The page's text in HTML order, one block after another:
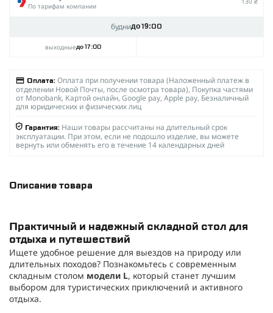
По тарифам компании
буднидо 19:00
выходныедо 17:00
Оплата: Оплата при получении товара (Наложенный платеж в
отделении Новой Почты, после осмотра товара), Покупка частями
от Monobank, Картой онлайн, Google pay, Apple pay, Безналичный
для юридических и физических лиц
Гарантия: Наши товары рассчитаны на длительный срок
эксплуатации. При этом, если не подошло изделие, вы можете
вернуть или обменять его в течение 14 календарных дней
Описание товара
Практичный и надежный складной стол для
отдыха и путешествий
Ищете удобное решение для выездов на природу или
длительных походов? Познакомьтесь с современным
складным столом модели L, который станет лучшим
выбором для туристических приключений и активного
отдыха.